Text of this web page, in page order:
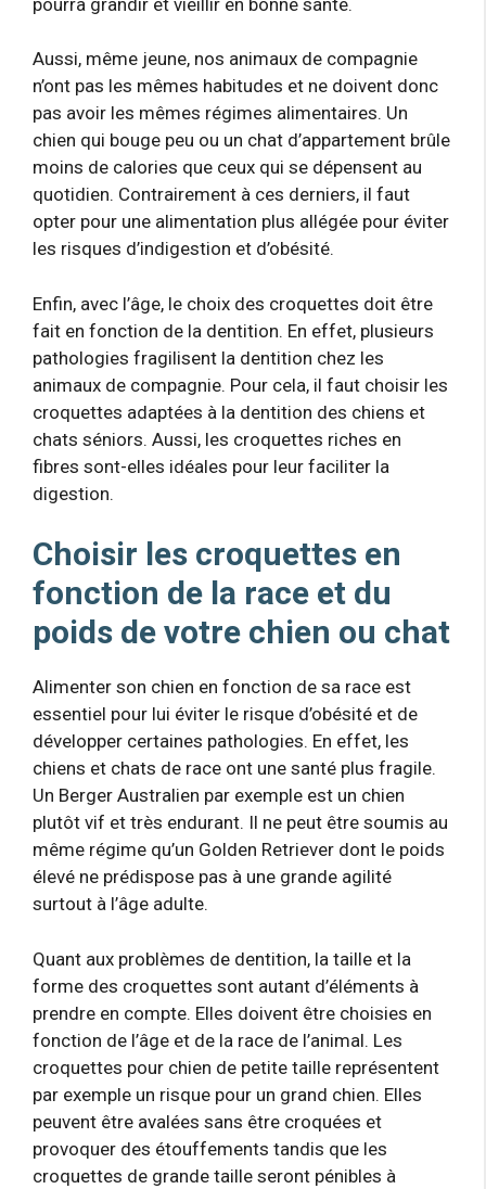
Aussi, même jeune, nos animaux de compagnie
n’ont pas les mêmes habitudes et ne doivent donc
pas avoir les mêmes régimes alimentaires. Un
chien qui bouge peu ou un chat d’appartement brûle
moins de calories que ceux qui se dépensent au
quotidien. Contrairement à ces derniers, il faut
opter pour une alimentation plus allégée pour éviter
les risques d’indigestion et d’obésité.
Enfin, avec l’âge, le choix des croquettes doit être
fait en fonction de la dentition. En effet, plusieurs
pathologies fragilisent la dentition chez les
animaux de compagnie. Pour cela, il faut choisir les
croquettes adaptées à la dentition des chiens et
chats séniors. Aussi, les croquettes riches en
fibres sont-elles idéales pour leur faciliter la
digestion.
Choisir les croquettes en
fonction de la race et du
poids de votre chien ou chat
Alimenter son chien en fonction de sa race est
essentiel pour lui éviter le risque d’obésité et de
développer certaines pathologies. En effet, les
chiens et chats de race ont une santé plus fragile.
Un Berger Australien par exemple est un chien
plutôt vif et très endurant. Il ne peut être soumis au
même régime qu’un Golden Retriever dont le poids
élevé ne prédispose pas à une grande agilité
surtout à l’âge adulte.
Quant aux problèmes de dentition, la taille et la
forme des croquettes sont autant d’éléments à
prendre en compte. Elles doivent être choisies en
fonction de l’âge et de la race de l’animal. Les
croquettes pour chien de petite taille représentent
par exemple un risque pour un grand chien. Elles
peuvent être avalées sans être croquées et
provoquer des étouffements tandis que les
croquettes de grande taille seront pénibles à